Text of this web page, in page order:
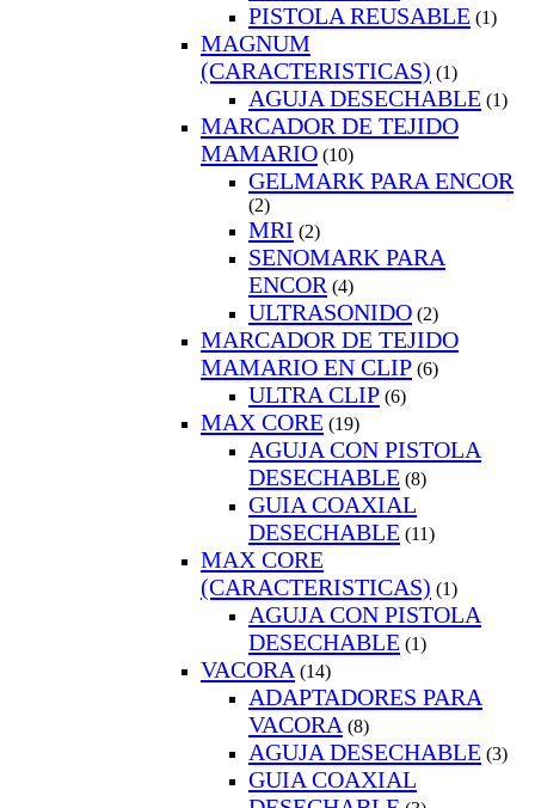
PISTOLA REUSABLE (1)
MAGNUM
(CARACTERISTICAS) (1)
AGUJA DESECHABLE (1)
MARCADOR DE TEJIDO
MAMARIO (10)
GELMARK PARA ENCOR
(2)
MRI (2)
SENOMARK PARA
ENCOR (4)
ULTRASONIDO (2)
MARCADOR DE TEJIDO
MAMARIO EN CLIP (6)
ULTRA CLIP (6)
MAX CORE (19)
AGUJA CON PISTOLA
DESECHABLE (8)
GUIA COAXIAL
DESECHABLE (11)
MAX CORE
(CARACTERISTICAS) (1)
AGUJA CON PISTOLA
DESECHABLE (1)
VACORA (14)
ADAPTADORES PARA
VACORA (8)
AGUJA DESECHABLE (3)
GUIA COAXIAL